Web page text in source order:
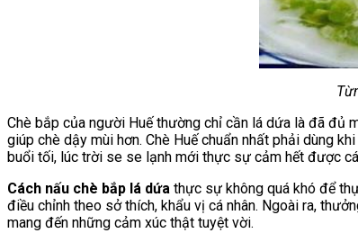
Chè bắp của người Huế thường chỉ cần lá dứa là đã đủ
giúp chè dậy mùi hơn. Chè Huế chuẩn nhất phải dùng
buổi tối, lúc trời se se lạnh mới thực sự cảm hết được
Cách nấu chè bắp lá dứa thực sự không quá khó để
điều chỉnh theo sở thích, khẩu vị cá nhân. Ngoài ra,
mang đến những cảm xúc thật tuyệt vời.